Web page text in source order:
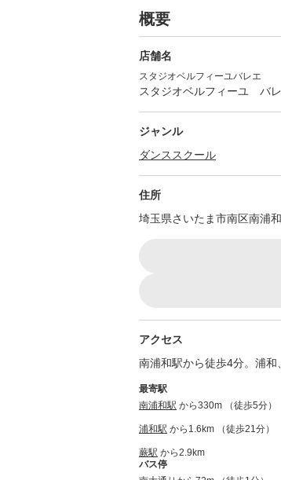
概要
店舗名
スタジオベルフィーユバレエ
スタジオベルフィーユ バ
ジャンル
ダンススクール
住所
埼玉県さいたま市南区南浦
アクセス
南浦和駅から徒歩4分。浦和
最寄駅
南浦和駅 から330m （徒歩5分）
浦和駅 から1.6km （徒歩21分）
蕨駅 から2.9km
バス停